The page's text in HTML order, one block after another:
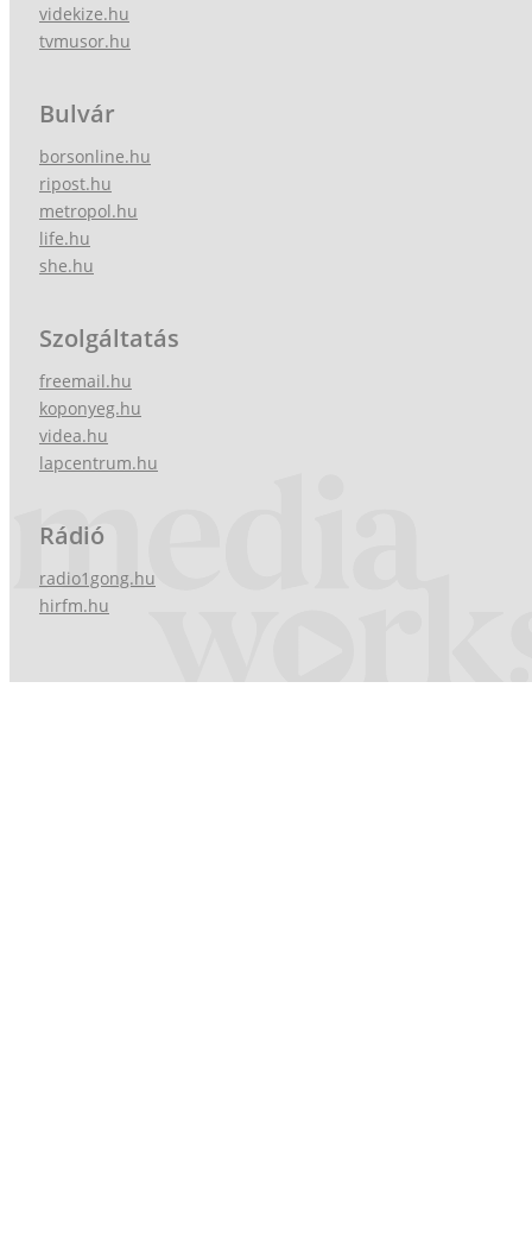
videkize.hu
tvmusor.hu
Bulvár
borsonline.hu
ripost.hu
metropol.hu
life.hu
she.hu
Szolgáltatás
freemail.hu
koponyeg.hu
videa.hu
lapcentrum.hu
Rádió
radio1gong.hu
hirfm.hu